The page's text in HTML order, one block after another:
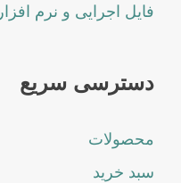
فایل اجرایی و نرم افزار
دسترسی سریع
محصولات
سبد خرید